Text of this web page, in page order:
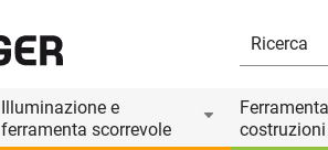
Illuminazione e
ferramenta scorrevole
costruzioni